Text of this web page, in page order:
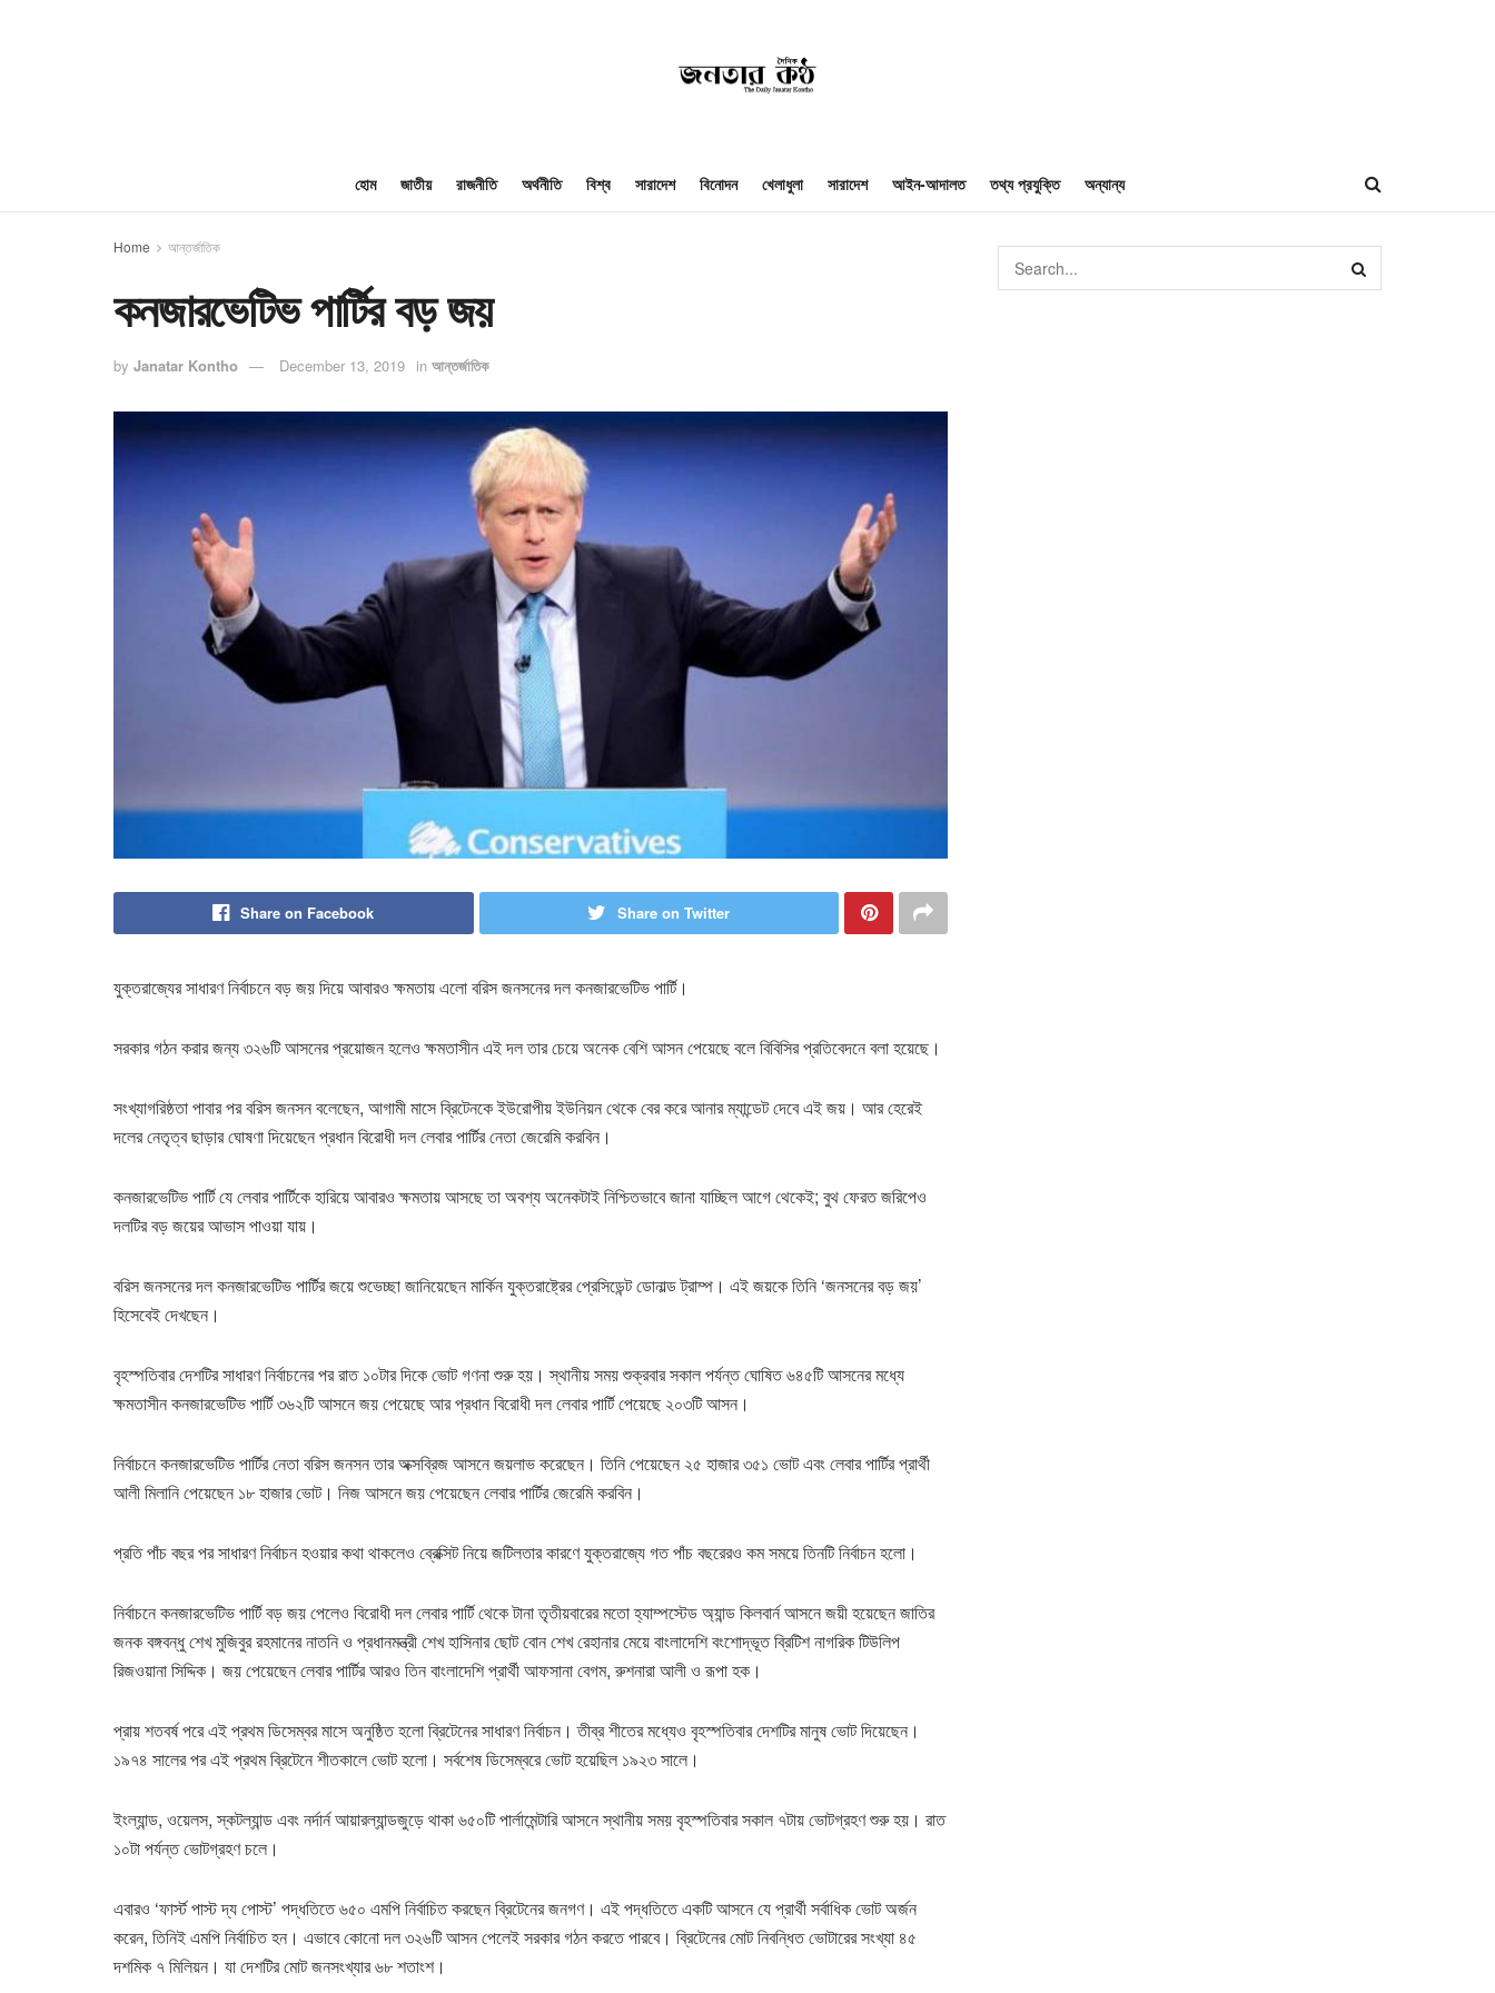
হোম জাতীয় রাজনীতি অর্থনীতি বিশ্ব সারাদেশ বিনোদন খেলাধুলা সারাদেশ আইন-আদালত তথ্য প্রযুক্তি অন্যান্য
Home আন্তর্জাতিক
কনজারভেটিভ পার্টির বড় জয়
by Janatar Kontho December 13, 2019 in আন্তর্জাতিক
Share on Facebook Share on Twitter
যুক্তরাজ্যের সাধারণ নির্বাচনে বড় জয় দিয়ে আবারও ক্ষমতায় এলো বরিস জনসনের দল কনজারভেটিভ পার্টি।
সরকার গঠন করার জন্য ৩২৬টি আসনের প্রয়োজন হলেও ক্ষমতাসীন এই দল তার চেয়ে অনেক বেশি আসন পেয়েছে বলে বিবিসির প্রতিবেদনে বলা হয়েছে।
সংখ্যাগরিষ্ঠতা পাবার পর বরিস জনসন বলেছেন, আগামী মাসে ব্রিটেনকে ইউরোপীয় ইউনিয়ন থেকে বের করে আনার ম্যান্ডেট দেবে এই জয়। আর হেরেই
দলের নেতৃত্ব ছাড়ার ঘোষণা দিয়েছেন প্রধান বিরোধী দল লেবার পার্টির নেতা জেরেমি করবিন।
কনজারভেটিভ পার্টি যে লেবার পার্টিকে হারিয়ে আবারও ক্ষমতায় আসছে তা অবশ্য অনেকটাই নিশ্চিতভাবে জানা যাচ্ছিল আগে থেকেই; বুথ ফেরত জরিপেও
দলটির বড় জয়ের আভাস পাওয়া যায়।
বরিস জনসনের দল কনজারভেটিভ পার্টির জয়ে শুভেচ্ছা জানিয়েছেন মার্কিন যুক্তরাষ্ট্রের প্রেসিডেন্ট ডোনাল্ড ট্রাম্প। এই জয়কে তিনি ‘জনসনের বড় জয়’
হিসেবেই দেখছেন।
বৃহস্পতিবার দেশটির সাধারণ নির্বাচনের পর রাত ১০টার দিকে ভোট গণনা শুরু হয়। স্থানীয় সময় শুক্রবার সকাল পর্যন্ত ঘোষিত ৬৪৫টি আসনের মধ্যে
ক্ষমতাসীন কনজারভেটিভ পার্টি ৩৬২টি আসনে জয় পেয়েছে আর প্রধান বিরোধী দল লেবার পার্টি পেয়েছে ২০৩টি আসন।
নির্বাচনে কনজারভেটিভ পার্টির নেতা বরিস জনসন তার অক্সব্রিজ আসনে জয়লাভ করেছেন। তিনি পেয়েছেন ২৫ হাজার ৩৫১ ভোট এবং লেবার পার্টির প্রার্থী
আলী মিলানি পেয়েছেন ১৮ হাজার ভোট। নিজ আসনে জয় পেয়েছেন লেবার পার্টির জেরেমি করবিন।
প্রতি পাঁচ বছর পর সাধারণ নির্বাচন হওয়ার কথা থাকলেও ব্রেক্সিট নিয়ে জটিলতার কারণে যুক্তরাজ্যে গত পাঁচ বছরেরও কম সময়ে তিনটি নির্বাচন হলো।
নির্বাচনে কনজারভেটিভ পার্টি বড় জয় পেলেও বিরোধী দল লেবার পার্টি থেকে টানা তৃতীয়বারের মতো হ্যাম্পস্টেড অ্যান্ড কিলবার্ন আসনে জয়ী হয়েছেন জাতির
জনক বঙ্গবন্ধু শেখ মুজিবুর রহমানের নাতনি ও প্রধানমন্ত্রী শেখ হাসিনার ছোট বোন শেখ রেহানার মেয়ে বাংলাদেশি বংশোদ্ভূত ব্রিটিশ নাগরিক টিউলিপ
রিজওয়ানা সিদ্দিক। জয় পেয়েছেন লেবার পার্টির আরও তিন বাংলাদেশি প্রার্থী আফসানা বেগম, রুশনারা আলী ও রূপা হক।
প্রায় শতবর্ষ পরে এই প্রথম ডিসেম্বর মাসে অনুষ্ঠিত হলো ব্রিটেনের সাধারণ নির্বাচন। তীব্র শীতের মধ্যেও বৃহস্পতিবার দেশটির মানুষ ভোট দিয়েছেন।
১৯৭৪ সালের পর এই প্রথম ব্রিটেনে শীতকালে ভোট হলো। সর্বশেষ ডিসেম্বরে ভোট হয়েছিল ১৯২৩ সালে।
ইংল্যান্ড, ওয়েলস, স্কটল্যান্ড এবং নর্দার্ন আয়ারল্যান্ডজুড়ে থাকা ৬৫০টি পার্লামেন্টারি আসনে স্থানীয় সময় বৃহস্পতিবার সকাল ৭টায় ভোটগ্রহণ শুরু হয়। রাত
১০টা পর্যন্ত ভোটগ্রহণ চলে।
এবারও ‘ফার্স্ট পাস্ট দ্য পোস্ট’ পদ্ধতিতে ৬৫০ এমপি নির্বাচিত করছেন ব্রিটেনের জনগণ। এই পদ্ধতিতে একটি আসনে যে প্রার্থী সর্বাধিক ভোট অর্জন
করেন, তিনিই এমপি নির্বাচিত হন। এভাবে কোনো দল ৩২৬টি আসন পেলেই সরকার গঠন করতে পারবে। ব্রিটেনের মোট নিবন্ধিত ভোটারের সংখ্যা ৪৫
দশমিক ৭ মিলিয়ন। যা দেশটির মোট জনসংখ্যার ৬৮ শতাংশ।